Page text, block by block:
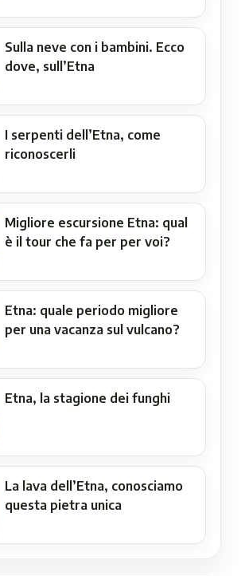
Sulla neve con i bambini. Ecco
dove, sull’Etna
I serpenti dell’Etna, come
riconoscerli
Migliore escursione Etna: qual
è il tour che fa per per voi?
Etna: quale periodo migliore
per una vacanza sul vulcano?
Etna, la stagione dei funghi
La lava dell’Etna, conosciamo
questa pietra unica